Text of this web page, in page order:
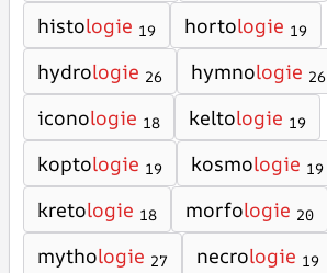
histologie 19 hortologie 19
hydrologie 26 hymnologie 26
iconologie 18 keltologie 19
koptologie 19 kosmologie 19
kretologie 18 morfologie 20
mythologie 27 necrologie 19